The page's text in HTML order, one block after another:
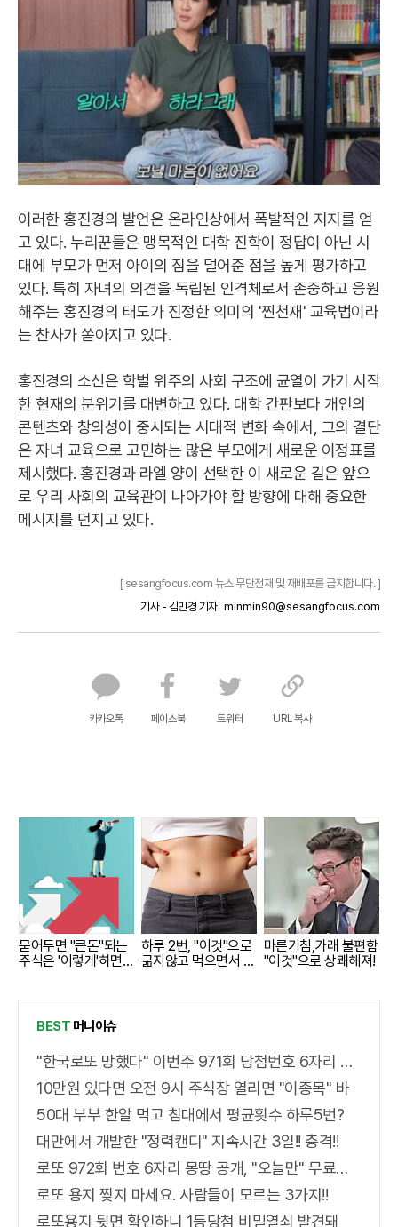
이러한 홍진경의 발언은 온라인상에서 폭발적인 지지를 얻
고 있다. 누리꾼들은 맹목적인 대학 진학이 정답이 아닌 시
대에 부모가 먼저 아이의 짐을 덜어준 점을 높게 평가하고
있다. 특히 자녀의 의견을 독립된 인격체로서 존중하고 응원
해주는 홍진경의 태도가 진정한 의미의 '찐천재' 교육법이라
는 찬사가 쏟아지고 있다.
홍진경의 소신은 학벌 위주의 사회 구조에 균열이 가기 시작
한 현재의 분위기를 대변하고 있다. 대학 간판보다 개인의
콘텐츠와 창의성이 중시되는 시대적 변화 속에서, 그의 결단
은 자녀 교육으로 고민하는 많은 부모에게 새로운 이정표를
제시했다. 홍진경과 라엘 양이 선택한 이 새로운 길은 앞으
로 우리 사회의 교육관이 나아가야 할 방향에 대해 중요한
메시지를 던지고 있다.
[ sesangfocus.com 뉴스 무단전재 및 재배포를 금지합니다. ]
기사 - 김민경 기자 minmin90@sesangfocus.com
카카오톡 페이스북 트위터 URL 복사
묻어두면 "큰돈"되는
주식은 '이렇게'하면
하루 2번, "이것"으로
굶지않고 먹으면서 빼
마른기침,가래 불편함
"이것"으로 상쾌해져!
BEST 머니이슈
"한국로또 망했다" 이번주 971회 당첨번호 6자리 모두 유출...관계자 실수로 "비상"!
10만원 있다면 오전 9시 주식장 열리면 "이종목" 바
50대 부부 한알 먹고 침대에서 평균횟수 하루5번?
대만에서 개발한 "정력캔디" 지속시간 3일!! 충격!!
로또 972회 번호 6자리 몽땅 공개, "오늘만" 무료니까 꼭 오늘 확인하세요.
로또 용지 찢지 마세요. 사람들이 모르는 3가지!!
로또용지 뒷면 확인하니 1등당첨 비밀열쇠 발견돼